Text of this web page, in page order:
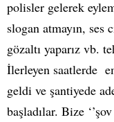
polisler gelerek
slogan atmayın, ses
gözaltı yaparız vb.
İlerleyen saatlerde
geldi ve şantiyede
başladılar. Bize